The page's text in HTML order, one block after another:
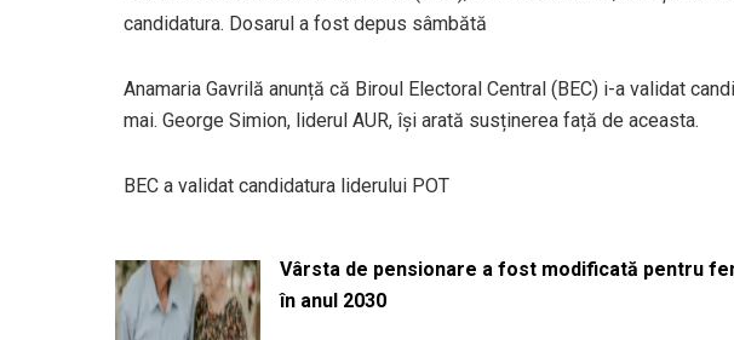
candidatura. Dosarul a fost depus sâmbătă
Anamaria Gavrilă anunță că Biroul Electoral Central (BEC) i-a validat
mai. George Simion, liderul AUR, își arată susținerea față de aceasta.
BEC a validat candidatura liderului POT
Vârsta de pensionare a fost modificată pentru
în anul 2030